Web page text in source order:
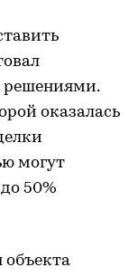
решениями.
оказалась
могут
50%